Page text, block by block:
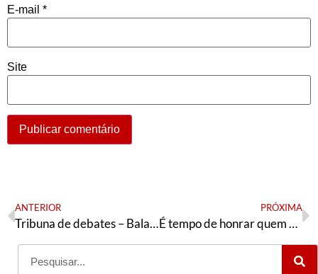
E-mail *
Site
ANTERIOR
Tribuna de debates – Balanço da comunicação da AE, quinta e última parte
PRÓXIMA
É tempo de honrar quem abriu caminho e disputar o futuro